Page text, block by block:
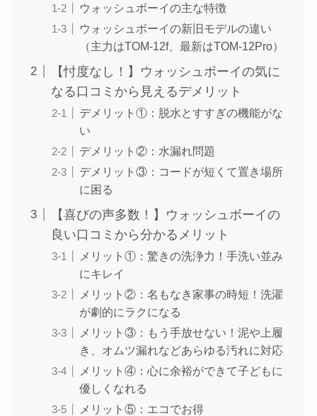
ウォッシュボーイの主な特徴
ウォッシュボーイの新旧モデルの違い
（主力はTOM-12f、最新はTOM-12Pro）
【忖度なし！】ウォッシュボーイの気に
なる口コミから見えるデメリット
デメリット①：脱水とすすぎの機能がな
い
デメリット②：水漏れ問題
デメリット③：コードが短くて置き場所
に困る
【喜びの声多数！】ウォッシュボーイの
良い口コミから分かるメリット
メリット①：驚きの洗浄力！手洗い並み
にキレイ
メリット②：名もなき家事の時短！洗濯
が劇的にラクになる
メリット③：もう手放せない！泥や上履
き、オムツ漏れなどあらゆる汚れに対応
メリット④：心に余裕ができて子どもに
優しくなれる
メリット⑤：エコでお得